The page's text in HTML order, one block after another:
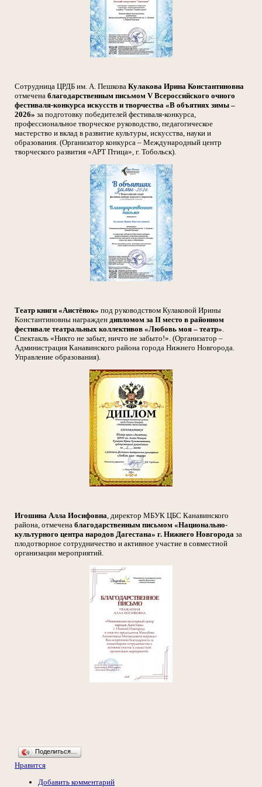
Сотрудница ЦРДБ им. А. Пешкова Кулакова Ирина Константиновна
отмечена благодарственным письмом V Всероссийского очного
фестиваля-конкурса искусств и творчества «В объятиях зимы –
2026» за подготовку победителей фестиваля-конкурса,
профессиональное творческое руководство, педагогическое
мастерство и вклад в развитие культуры, искусства, науки и
образования. (Организатор конкурса – Международный центр
творческого развития «АРТ Птица», г. Тобольск).
Театр книги «Аистёнок» под руководством Кулаковой Ирины
Константиновны награжден дипломом за II место в районном
фестивале театральных коллективов «Любовь моя – театр».
Спектакль «Никто не забыт, ничто не забыто!». (Организатор –
Администрация Канавинского района города Нижнего Новгорода.
Управление образования).
Игошина Алла Иосифовна, директор МБУК ЦБС Канавинского
района, отмечена благодарственным письмом «Национально-
культурного центра народов Дагестана» г. Нижнего Новгорода за
плодотворное сотрудничество и активное участие в совместной
организации мероприятий.
Поделиться…
Нравится
Добавить комментарий